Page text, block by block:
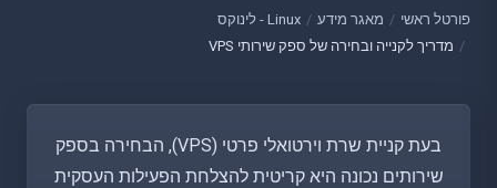
פורטל ראשי מאגר מידע
Linux - לינוקס
מדריך לקנייה ובחירה של ספק שירותי VPS
בעת קניית שרת וירטואלי פרטי (VPS), הבחירה בספק
שירותים נכונה היא קריטית להצלחת הפעילות העסקית